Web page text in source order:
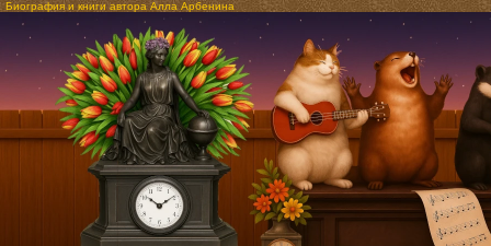
Биография и книги автора Алла Арбенина